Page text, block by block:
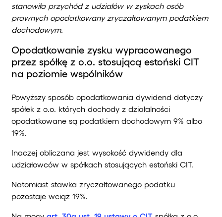
stanowiła przychód z udziałów w zyskach osób
prawnych opodatkowany zryczałtowanym podatkiem
dochodowym.
Opodatkowanie zysku wypracowanego
przez spółkę z o.o. stosującą estoński CIT
na poziomie wspólników
Powyższy sposób opodatkowania dywidend dotyczy
spółek z o.o. których dochody z działalności
opodatkowane są podatkiem dochodowym 9% albo
19%.
Inaczej obliczana jest wysokość dywidendy dla
udziałowców w spółkach stosujących estoński CIT.
Natomiast stawka zryczałtowanego podatku
pozostaje wciąż 19%.